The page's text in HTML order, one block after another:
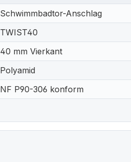
Schwimmbadtor-Anschlag
TWIST40
40 mm Vierkant
Polyamid
NF P90-306 konform